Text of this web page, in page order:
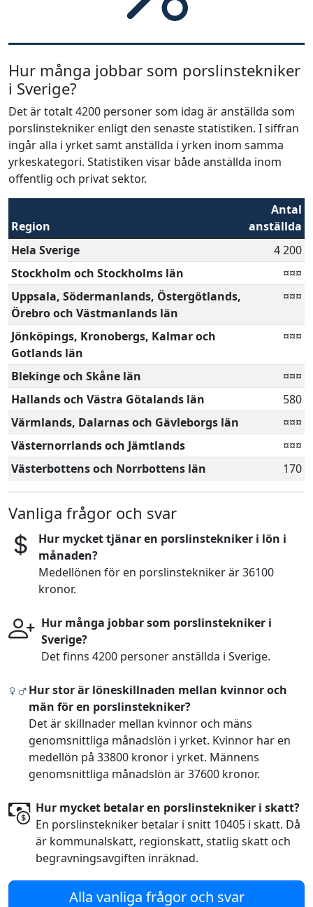
Hur många jobbar som porslinstekniker
i Sverige?
Det är totalt 4200 personer som idag är anställda som
porslinstekniker enligt den senaste statistiken. I siffran
ingår alla i yrket samt anställda i yrken inom samma
yrkeskategori. Statistiken visar både anställda inom
offentlig och privat sektor.
Region
Antal
anställda
Hela Sverige
4 200
Stockholm och Stockholms län
¤¤¤
Uppsala, Södermanlands, Östergötlands,
Örebro och Västmanlands län
¤¤¤
Jönköpings, Kronobergs, Kalmar och
Gotlands län
¤¤¤
Blekinge och Skåne län
¤¤¤
Hallands och Västra Götalands län
580
Värmlands, Dalarnas och Gävleborgs län
¤¤¤
Västernorrlands och Jämtlands
¤¤¤
Västerbottens och Norrbottens län
170
Vanliga frågor och svar
Hur mycket tjänar en porslinstekniker i lön i
månaden?
Medellönen för en porslinstekniker är 36100
kronor.
Hur många jobbar som porslinstekniker i
Sverige?
Det finns 4200 personer anställda i Sverige.
Hur stor är löneskillnaden mellan kvinnor och
män för en porslinstekniker?
Det är skillnader mellan kvinnor och mäns
genomsnittliga månadslön i yrket. Kvinnor har en
medellön på 33800 kronor i yrket. Männens
genomsnittliga månadslön är 37600 kronor.
Hur mycket betalar en porslinstekniker i skatt?
En porslinstekniker betalar i snitt 10405 i skatt. Då
är kommunalskatt, regionskatt, statlig skatt och
begravningsavgiften inräknad.
Alla vanliga frågor och svar